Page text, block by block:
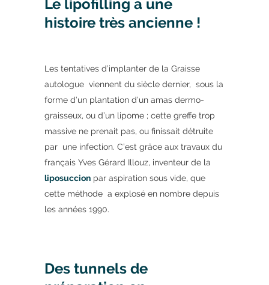
Le lipofilling a une
histoire très ancienne !
Les tentatives d’implanter de la Graisse
autologue viennent du siècle dernier, sous la
forme d’un plantation d’un amas dermo-
graisseux, ou d’un lipome ; cette greffe trop
massive ne prenait pas, ou finissait détruite
par une infection. C’est grâce aux travaux du
français Yves Gérard Illouz, inventeur de la
liposuccion par aspiration sous vide, que
cette méthode a explosé en nombre depuis
les années 1990.
Des tunnels de